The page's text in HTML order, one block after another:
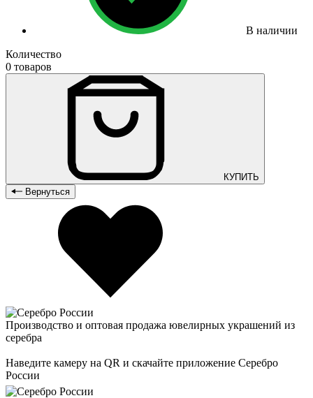
В наличии
Количество
0 товаров
КУПИТЬ
Вернуться
Производство и оптовая продажа ювелирных украшений из
серебра
Наведите камеру на QR и скачайте приложение Серебро
России